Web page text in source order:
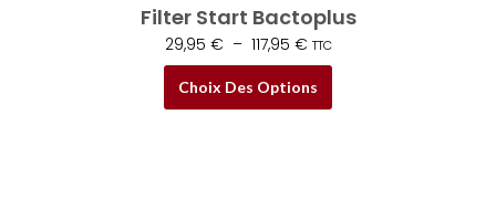
Filter Start Bactoplus
29,95 € – 117,95 € TTC
Choix Des Options